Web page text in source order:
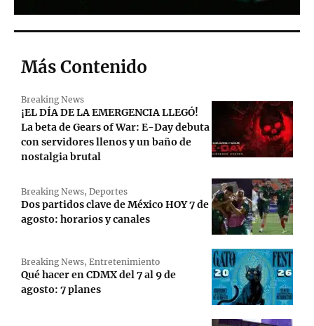
Más Contenido
Breaking News
¡EL DÍA DE LA EMERGENCIA LLEGÓ!
La beta de Gears of War: E-Day debuta
con servidores llenos y un baño de
nostalgia brutal
Breaking News, Deportes
Dos partidos clave de México HOY 7 de
agosto: horarios y canales
Breaking News, Entretenimiento
Qué hacer en CDMX del 7 al 9 de
agosto: 7 planes